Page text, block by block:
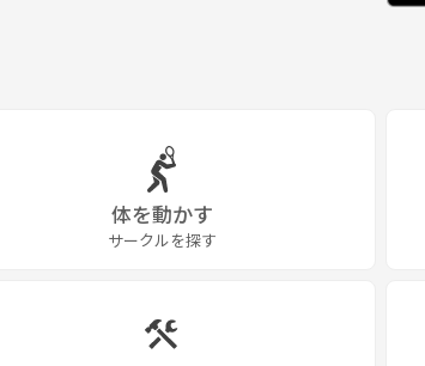
体を動かす
サークルを探す